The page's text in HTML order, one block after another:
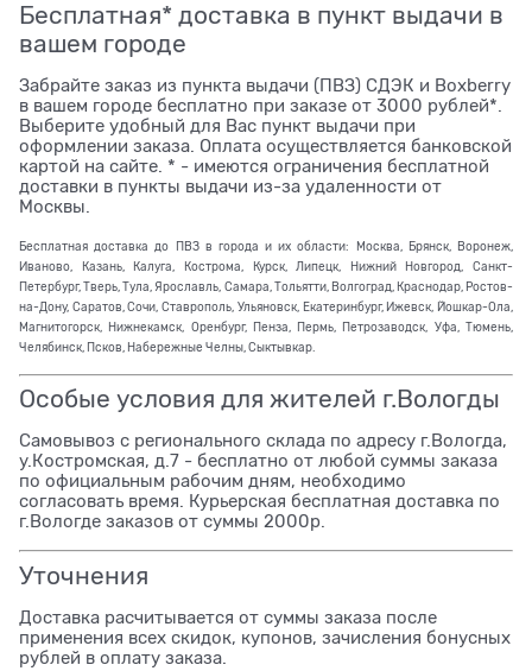
Бесплатная* доставка в пункт выдачи в
вашем городе
Забрайте заказ из пункта выдачи (ПВЗ) СДЭК и Boxberry
в вашем городе бесплатно при заказе от 3000 рублей*.
Выберите удобный для Вас пункт выдачи при
оформлении заказа. Оплата осуществляется банковской
картой на сайте. * - имеются ограничения бесплатной
доставки в пункты выдачи из-за удаленности от
Москвы.
Бесплатная доставка до ПВЗ в города и их области: Москва, Брянск, Воронеж,
Иваново, Казань, Калуга, Кострома, Курск, Липецк, Нижний Новгород, Санкт-
Петербург, Тверь, Тула, Ярославль, Самара, Тольятти, Волгоград, Краснодар, Ростов-
на-Дону, Саратов, Сочи, Ставрополь, Ульяновск, Екатеринбург, Ижевск, Йошкар-Ола,
Магнитогорск, Нижнекамск, Оренбург, Пенза, Пермь, Петрозаводск, Уфа, Тюмень,
Челябинск, Псков, Набережные Челны, Сыктывкар.
Особые условия для жителей г.Вологды
Самовывоз с регионального склада по адресу г.Вологда,
у.Костромская, д.7 - бесплатно от любой суммы заказа
по официальным рабочим дням, необходимо
согласовать время. Курьерская бесплатная доставка по
г.Вологде заказов от суммы 2000р.
Уточнения
Доставка расчитывается от суммы заказа после
применения всех скидок, купонов, зачисления бонусных
рублей в оплату заказа.